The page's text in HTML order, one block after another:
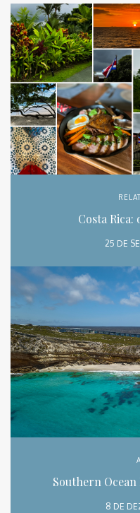
Costa Rica:
25 DE
Southern
8 DE